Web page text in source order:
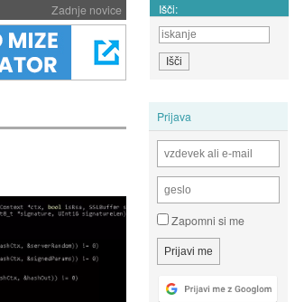
Zadnje novice Išči:
Prijava
Zapomni si me